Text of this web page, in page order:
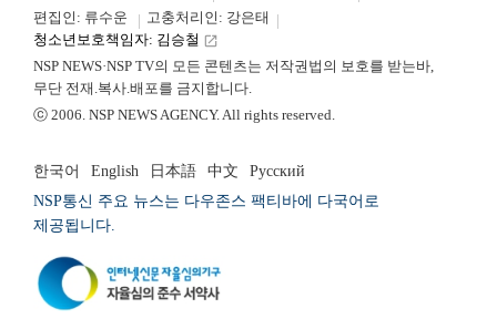
편집인: 류수운
고충처리인: 강은태
청소년보호책임자: 김승철 launch
NSP NEWS·NSP TV의 모든 콘텐츠는 저작권법의 보호를 받는바,
무단 전재.복사.배포를 금지합니다.
ⓒ 2006. NSP NEWS AGENCY. All rights reserved.
한국어 English 日本語 中文
Русский
NSP통신 주요 뉴스는 다우존스 팩티바에 다국어로
제공됩니다.